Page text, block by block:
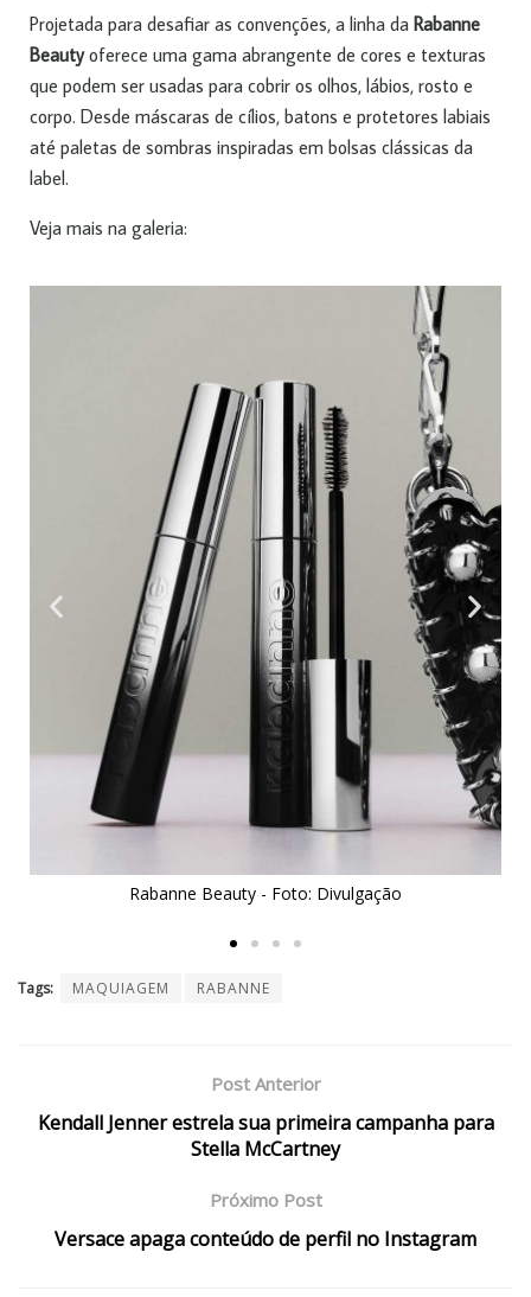
Projetada para desafiar as convenções, a linha da Rabanne
Beautyoferece uma gama abrangente de cores e texturas
que podem ser usadas para cobrir os olhos, lábios, rosto e
corpo. Desde máscaras de cílios, batons e protetores labiais
até paletas de sombras inspiradas em bolsas clássicas da
label.
Veja mais na galeria:
Rabanne Beauty - Foto: Divulgação
Tags: MAQUIAGEM RABANNE
Post Anterior
Kendall Jenner estrela sua primeira campanha para
Stella McCartney
Próximo Post
Versace apaga conteúdo de perfil no Instagram